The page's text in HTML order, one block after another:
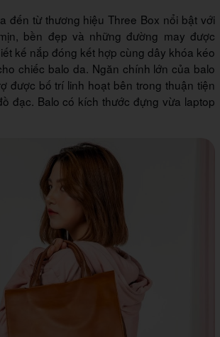
đến từ thương hiệu Three Box nổi bật với
bền đẹp và những đường may được
kế nắp đóng kết hợp cùng dây khóa kéo
chiếc balo da. Ngăn chính lớn của balo
được bố trí linh hoạt bên trong thuận tiện
đạc. Balo có kích thước đựng vừa laptop